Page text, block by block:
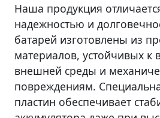
Наша продукция
надежностью и
батарей изготовлены из
материалов, устойчивых к
внешней среды и
повреждениям.
пластин обеспечивает